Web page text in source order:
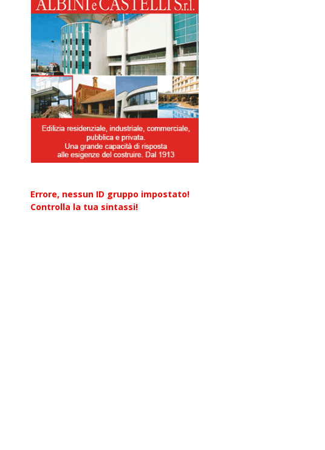
Errore, nessun ID gruppo impostato!
Controlla la tua sintassi!